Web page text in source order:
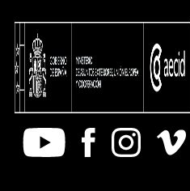
Youtube FacebookInstagram
Vimeo